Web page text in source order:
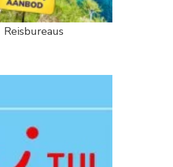
Reisbureaus